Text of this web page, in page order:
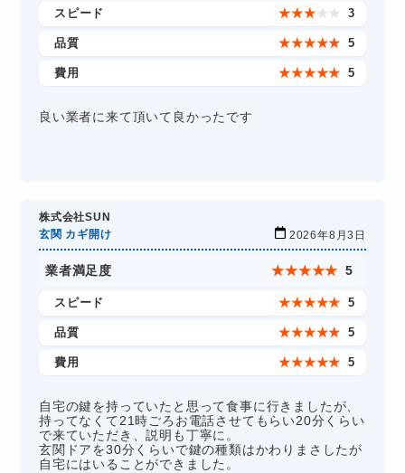
スピード ★★★ ★ ★ 3
品質 ★★★★★ 5
費用 ★★★★★ 5
良い業者に来て頂いて良かったです
株式会社SUN
玄関 カギ開け
2026年8月3日
業者満足度 ★★★★★ 5
スピード ★★★★★ 5
品質 ★★★★★ 5
費用 ★★★★★ 5
自宅の鍵を持っていたと思って食事に行きましたが、
持ってなくて21時ごろお電話させてもらい20分くらい
で来ていただき、説明も丁寧に。
玄関ドアを30分くらいで鍵の種類はかわりまさしたが
自宅にはいることができました。